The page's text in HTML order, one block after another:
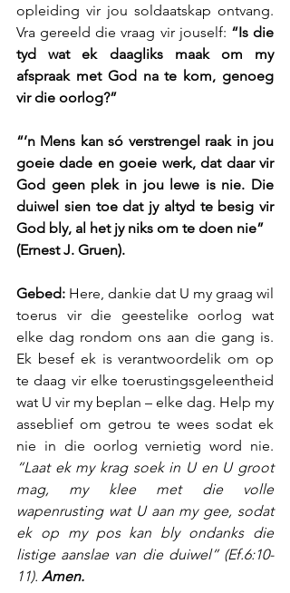
opleiding vir jou soldaatskap ontvang.
Vra gereeld die vraag vir jouself: “Is die
tyd wat ek daagliks maak om my
afspraak met God na te kom, genoeg
vir die oorlog?”
“’n Mens kan só verstrengel raak in jou
goeie dade en goeie werk, dat daar vir
God geen plek in jou lewe is nie. Die
duiwel sien toe dat jy altyd te besig vir
God bly, al het jy niks om te doen nie”
(Ernest J. Gruen).
Gebed: Here, dankie dat U my graag wil
toerus vir die geestelike oorlog wat
elke dag rondom ons aan die gang is.
Ek besef ek is verantwoordelik om op
te daag vir elke toerustingsgeleentheid
wat U vir my beplan – elke dag. Help my
asseblief om getrou te wees sodat ek
“Laat ek my krag soek in U en U groot
mag, my klee met die volle
wapenrusting wat U aan my gee, sodat
ek op my pos kan bly ondanks die
listige aanslae van die duiwel” (Ef.6:10-
11). Amen.